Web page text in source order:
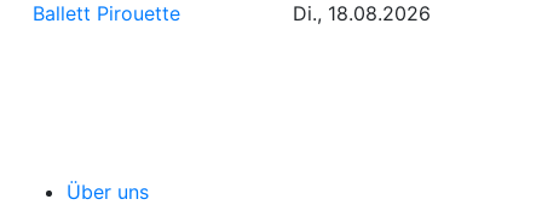
Ballett Pirouette Di., 18.08.2026
Über uns